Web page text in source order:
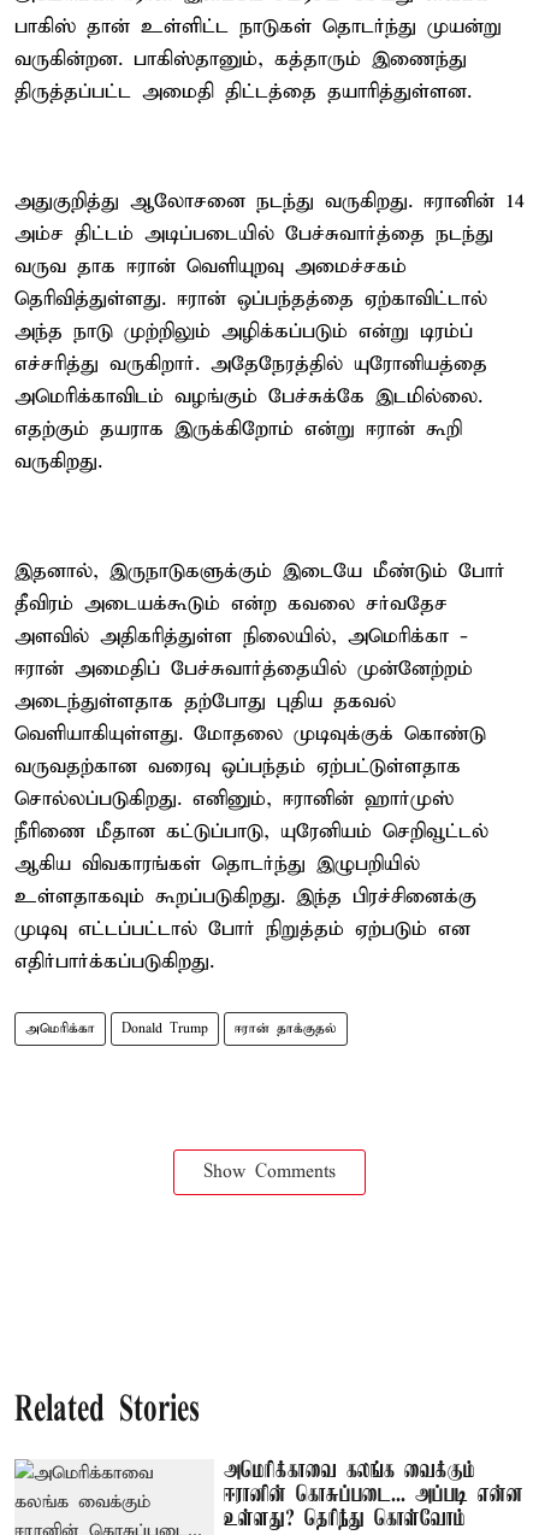
பாகிஸ் தான் உள்ளிட்ட நாடுகள் தொடர்ந்து முயன்று
வருகின்றன. பாகிஸ்தானும், கத்தாரும் இணைந்து
திருத்தப்பட்ட அமைதி திட்டத்தை தயாரித்துள்ளன.
அதுகுறித்து ஆலோசனை நடந்து வருகிறது. ஈரானின் 14
அம்ச திட்டம் அடிப்படையில் பேச்சுவார்த்தை நடந்து
வருவ தாக ஈரான் வெளியுறவு அமைச்சகம்
தெரிவித்துள்ளது. ஈரான் ஒப்பந்தத்தை ஏற்காவிட்டால்
அந்த நாடு முற்றிலும் அழிக்கப்படும் என்று டிரம்ப்
எச்சரித்து வருகிறார். அதேநேரத்தில் யுரோனியத்தை
அமெரிக்காவிடம் வழங்கும் பேச்சுக்கே இடமில்லை.
எதற்கும் தயராக இருக்கிறோம் என்று ஈரான் கூறி
வருகிறது.
இதனால், இருநாடுகளுக்கும் இடையே மீண்டும் போர்
தீவிரம் அடையக்கூடும் என்ற கவலை சர்வதேச
அளவில் அதிகரித்துள்ள நிலையில், அமெரிக்கா -
ஈரான் அமைதிப் பேச்சுவார்த்தையில் முன்னேற்றம்
அடைந்துள்ளதாக தற்போது புதிய தகவல்
வெளியாகியுள்ளது. மோதலை முடிவுக்குக் கொண்டு
வருவதற்கான வரைவு ஒப்பந்தம் ஏற்பட்டுள்ளதாக
சொல்லப்படுகிறது. எனினும், ஈரானின் ஹார்முஸ்
நீரிணை மீதான கட்டுப்பாடு, யுரேனியம் செறிவூட்டல்
ஆகிய விவகாரங்கள் தொடர்ந்து இழுபறியில்
உள்ளதாகவும் கூறப்படுகிறது. இந்த பிரச்சினைக்கு
முடிவு எட்டப்பட்டால் போர் நிறுத்தம் ஏற்படும் என
எதிர்பார்க்கப்படுகிறது.
அமெரிக்கா Donald Trump ஈரான் தாக்குதல்
Show Comments
Related Stories
அமெரிக்காவை கலங்க வைக்கும்
ஈரானின் கொசுப்படை... அப்படி என்ன
உள்ளது? தெரிந்து கொள்வோம்